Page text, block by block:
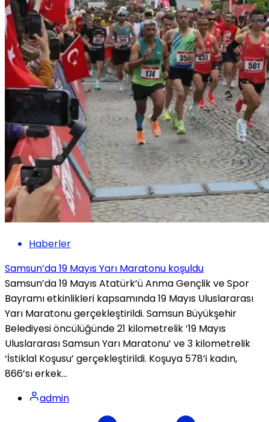
Haberler
Samsun’da 19 Mayıs Yarı Maratonu koşuldu
Samsun’da 19 Mayıs Atatürk’ü Anma Gençlik ve Spor
Bayramı etkinlikleri kapsamında 19 Mayıs Uluslararası
Yarı Maratonu gerçekleştirildi. Samsun Büyükşehir
Belediyesi öncülüğünde 21 kilometrelik ’19 Mayıs
Uluslararası Samsun Yarı Maratonu’ ve 3 kilometrelik
‘İstiklal Koşusu’ gerçekleştirildi. Koşuya 578’i kadın,
866’sı erkek...
admin